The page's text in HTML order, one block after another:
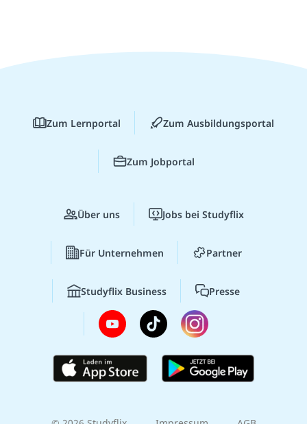
Zum Lernportal Zum Ausbildungsportal
Zum Jobportal
Über uns Jobs bei Studyflix
Für Unternehmen Partner
Studyflix Business Presse